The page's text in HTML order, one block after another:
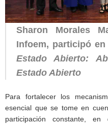
Sharon Morales
Infoem, participó en
Estado Abierto:
Estado Abierto
Para fortalecer los
esencial que se tome en
participación constante,